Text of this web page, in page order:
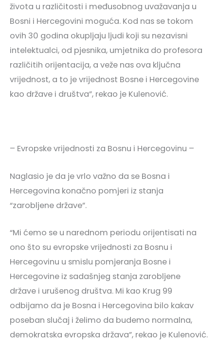
života u različitosti i međusobnog uvažavanja u
Bosni i Hercegovini moguća. Kod nas se tokom
ovih 30 godina okupljaju ljudi koji su nezavisni
intelektualci, od pjesnika, umjetnika do profesora
različitih orijentacija, a veže nas ova ključna
vrijednost, a to je vrijednost Bosne i Hercegovine
kao države i društva”, rekao je Kulenović.
– Evropske vrijednosti za Bosnu i Hercegovinu –
Naglasio je da je vrlo važno da se Bosna i
Hercegovina konačno pomjeri iz stanja
“zarobljene države”.
“Mi ćemo se u narednom periodu orijentisati na
ono što su evropske vrijednosti za Bosnu i
Hercegovinu u smislu pomjeranja Bosne i
Hercegovine iz sadašnjeg stanja zarobljene
države i urušenog društva. Mi kao Krug 99
odbijamo da je Bosna i Hercegovina bilo kakav
poseban slučaj i želimo da budemo normalna,
demokratska evropska država”, rekao je Kulenović.